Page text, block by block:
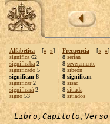
Alfabética [« »]
significa 62
significaba 2
significado 5
significan 8
significar2
significará 2
signo 53
Frecuencia [« »]
8 serían
8 severamente
8 sibeón
8 significan
8 sisac
8 sitiada
8 sitiados
Libro,Capítulo,Verso